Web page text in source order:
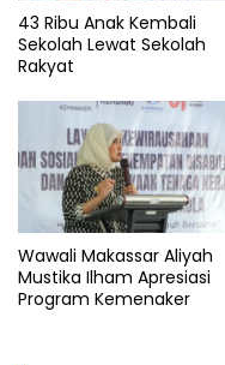
43 Ribu Anak Kembali
Sekolah Lewat Sekolah
Rakyat
Wawali Makassar Aliyah
Mustika Ilham Apresiasi
Program Kemenaker